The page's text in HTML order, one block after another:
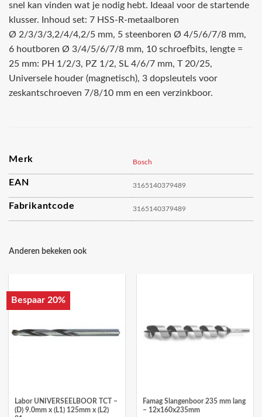
snel kan vinden wat je nodig hebt. Ideaal voor de startende
klusser. Inhoud set: 7 HSS-R-metaalboren
Ø 2/3/3/3,2/4/4,2/5 mm, 5 steenboren Ø 4/5/6/7/8 mm,
6 houtboren Ø 3/4/5/6/7/8 mm, 10 schroefbits, lengte =
25 mm: PH 1/2/3, PZ 1/2, SL 4/6/7 mm, T 20/25,
Universele houder (magnetisch), 3 dopsleutels voor
zeskantschroeven 7/8/10 mm en een verzinkboor.
Merk Bosch
EAN 3165140379489
Fabrikantcode 3165140379489
Anderen bekeken ook
Bespaar 20%
Labor UNIVERSEELBOOR TCT –
(D) 9.0mm x (L1) 125mm x (L2)
Famag Slangenboor 235 mm lang
– 12x160x235mm